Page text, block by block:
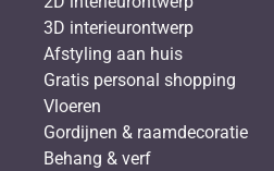
3D interieurontwerp
Afstyling aan huis
Gratis personal shopping
Vloeren
Gordijnen & raamdecoratie
Behang & verf